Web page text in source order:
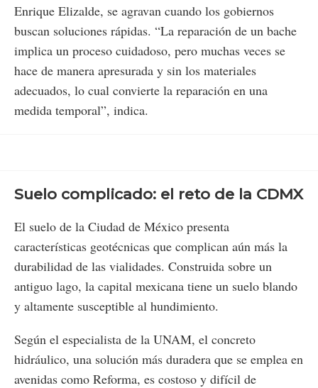
Enrique Elizalde, se agravan cuando los gobiernos
buscan soluciones rápidas. “La reparación de un bache
implica un proceso cuidadoso, pero muchas veces se
hace de manera apresurada y sin los materiales
adecuados, lo cual convierte la reparación en una
medida temporal”, indica​.
Suelo complicado: el reto de la CDMX
El suelo de la Ciudad de México presenta
características geotécnicas que complican aún más la
durabilidad de las vialidades. Construida sobre un
antiguo lago, la capital mexicana tiene un suelo blando
y altamente susceptible al hundimiento.
Según el especialista de la UNAM, el concreto
hidráulico, una solución más duradera que se emplea en
avenidas como Reforma, es costoso y difícil de